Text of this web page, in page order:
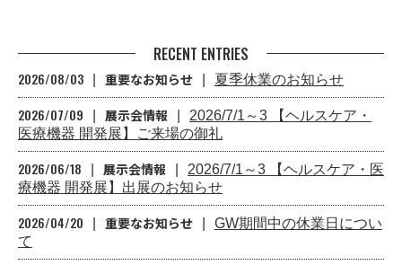
RECENT ENTRIES
2026/08/03 重要なお知らせ 夏季休業のお知らせ
2026/07/09 展示会情報
2026/7/1～3 【ヘルスケア・
医療機器 開発展】ご来場の御礼
2026/06/18 展示会情報
2026/7/1～3 【ヘルスケア・医
療機器 開発展】出展のお知らせ
2026/04/20 重要なお知らせ
GW期間中の休業日につい
て